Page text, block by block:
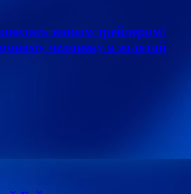
новым трейлером!
человеку в золотой